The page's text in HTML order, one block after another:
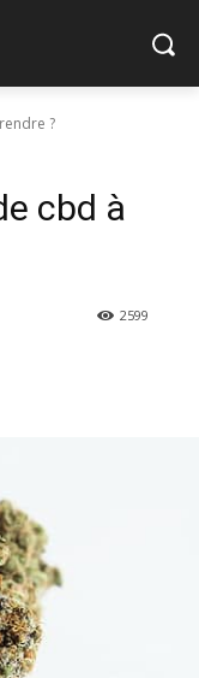
?
cbd à
2599